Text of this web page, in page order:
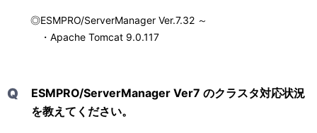
◎ESMPRO/ServerManager Ver.7.32 ～
・Apache Tomcat 9.0.117
Q
ESMPRO/ServerManager Ver7 のクラスタ対応状況
を教えてください。